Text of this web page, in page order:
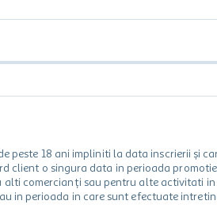
peste 18 ani impliniti la data inscrierii și
client o singura data in perioada
comercianți sau pentru alte activitati
in perioada in care sunt efectuate